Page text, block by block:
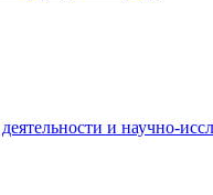
и научно-